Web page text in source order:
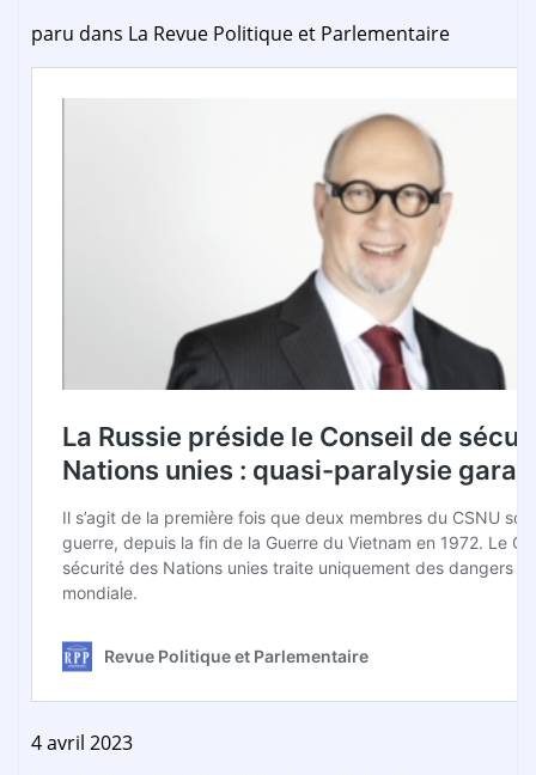
paru dans La Revue Politique et Parlementaire
4 avril 2023